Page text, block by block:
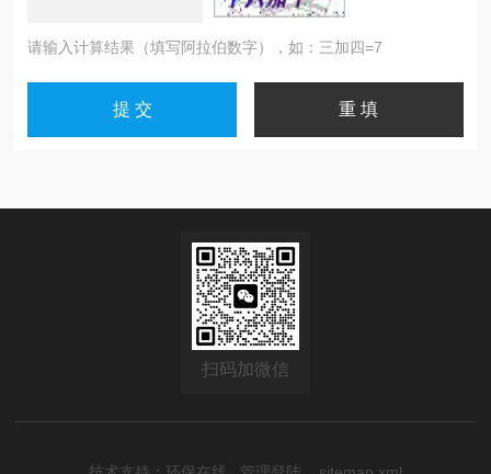
请输入计算结果（填写阿拉伯数字），如：三加四=7
扫码加微信